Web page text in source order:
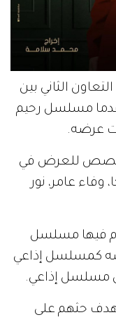
الثاني بين
مسلسل رحيم
خصص للعرض في
عامر، نور
فيها مسلسل
كمسلسل إذاعي
حثهم على